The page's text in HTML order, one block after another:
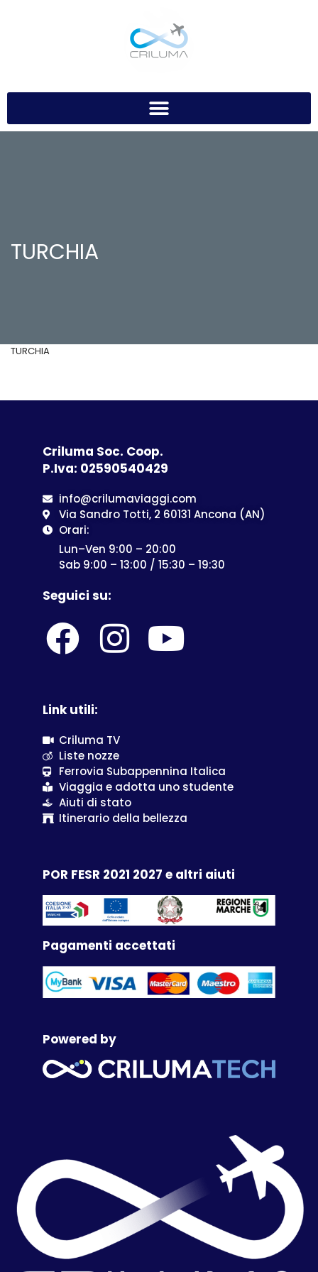
TURCHIA
TURCHIA
Criluma Soc. Coop.
P.Iva: 02590540429
info@crilumaviaggi.com
Via Sandro Totti, 2 60131 Ancona (AN)
Orari:
Lun–Ven 9:00 – 20:00
Sab 9:00 – 13:00 / 15:30 – 19:30
Seguici su:
Link utili:
Criluma TV
Liste nozze
Ferrovia Subappennina Italica
Viaggia e adotta uno studente
Aiuti di stato
Itinerario della bellezza
POR FESR 2021 2027 e altri aiuti
Pagamenti accettati
Powered by